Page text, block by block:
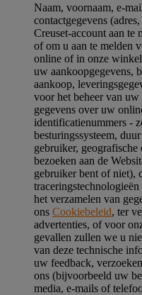
Naam, voornaam, e-
contactgegevens
Creuset-account aan te
of om u aan te melden
online of in onze
uw aankoopgegevens,
aankoop,
voor het beheer van uw
gegevens over uw
identificatienummers -
besturingssysteem,
gebruiker,
bezoeken aan de
gebruiker bent of niet),
het verzamelen van
ons Cookiebeleid, ter
advertenties, of voor
gevallen zullen we u
van deze technische
uw feedback,
ons (bijvoorbeeld uw
media, e-mails of